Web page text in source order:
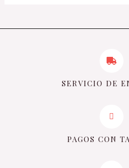
SERVICIO DE
PAGOS CON